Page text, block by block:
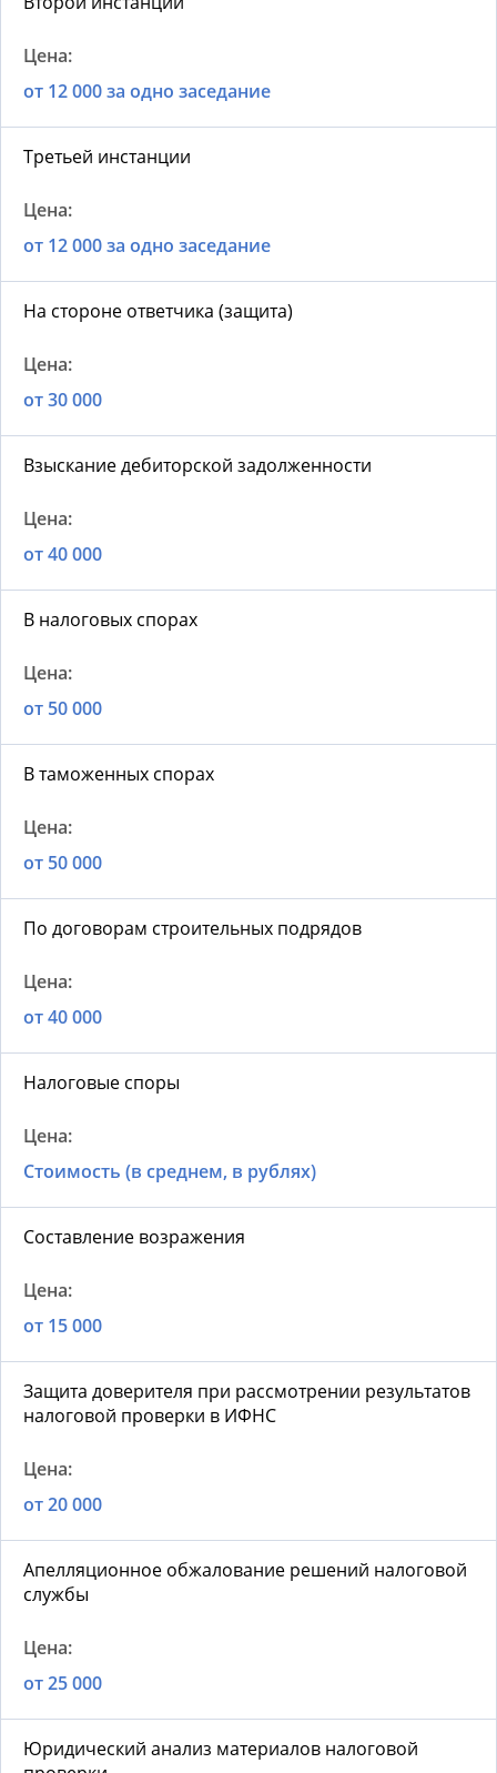
от 12 000 за одно заседание
Третьей инстанции
от 12 000 за одно заседание
На стороне ответчика (защита)
от 30 000
Взыскание дебиторской задолженности
от 40 000
В налоговых спорах
от 50 000
В таможенных спорах
от 50 000
По договорам строительных подрядов
от 40 000
Налоговые споры
Стоимость (в среднем, в рублях)
Составление возражения
от 15 000
Защита доверителя при рассмотрении результатов
налоговой проверки в ИФНС
от 20 000
Апелляционное обжалование решений налоговой
службы
от 25 000
Юридический анализ материалов налоговой